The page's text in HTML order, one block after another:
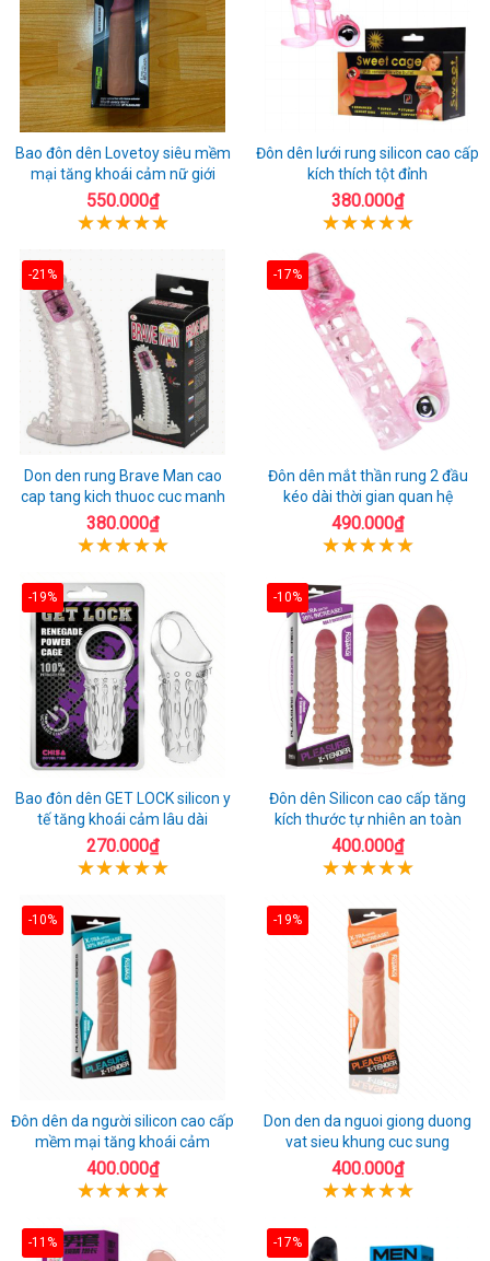
Bao đôn dên Lovetoy siêu mềm
mại tăng khoái cảm nữ giới
550.000₫
Đôn dên lưới rung silicon cao cấp
kích thích tột đỉnh
380.000₫
-21%
Don den rung Brave Man cao
cap tang kich thuoc cuc manh
380.000₫
-17%
Đôn dên mắt thần rung 2 đầu
kéo dài thời gian quan hệ
490.000₫
-19%
Bao đôn dên GET LOCK silicon y
tế tăng khoái cảm lâu dài
270.000₫
-10%
Đôn dên Silicon cao cấp tăng
kích thước tự nhiên an toàn
400.000₫
-10%
Đôn dên da người silicon cao cấp
mềm mại tăng khoái cảm
400.000₫
-19%
Don den da nguoi giong duong
vat sieu khung cuc sung
400.000₫
-11% -17%